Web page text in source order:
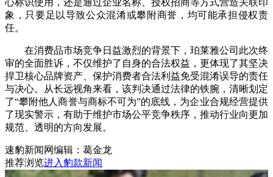
象，只要足以导致公众混淆或攀附商誉，均可能承担侵权责
任。
在消费品市场竞争日益激烈的背景下，珀莱雅公司此次终
审的全面胜诉，不仅维护了自身的合法权益，更体现了其坚决
捍卫核心品牌资产、保护消费者合法利益免受混淆误导的责任
与决心。从长远视角来看，该判决通过法律的铁腕，清晰划定
了“攀附他人商誉与商标不可为”的底线，为企业合规经营提供
了现实警示，有助于维护市场公平竞争秩序，推动行业向更加
规范、透明的方向发展。
速豹新闻网编辑：葛金龙
推荐浏览进入豹款新闻